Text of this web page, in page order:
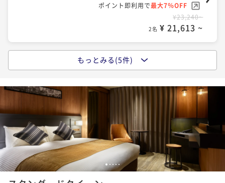
¥62,620~
¥ 58,236 ~
ポイント即利用で最大7％OFF
¥23,240~
2名 ¥ 21,613 ~
シンプルステイ＜素泊り＞
素泊まり 現地決済可 事前決済可
IN 15:00 - 27:00 OUT11:00
ポイント即利用で
最大7％OFF
¥25,820~
¥ 24,012 ~
ポイントアップ
【宿の日】シンプルステイ＜朝食付＞
もっとみる(5件)
12345